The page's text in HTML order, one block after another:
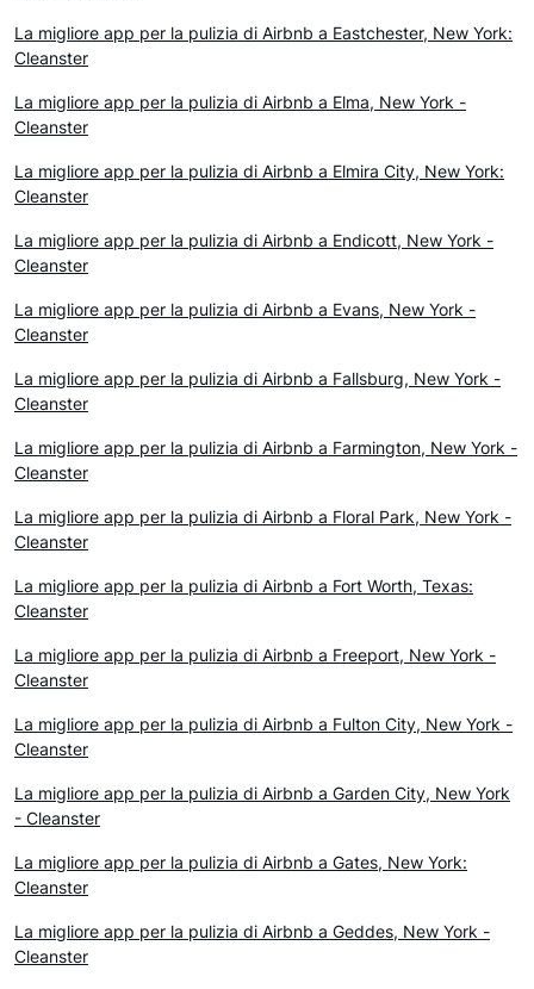
La migliore app per la pulizia di Airbnb a Eastchester, New York:
Cleanster
La migliore app per la pulizia di Airbnb a Elma, New York -
Cleanster
La migliore app per la pulizia di Airbnb a Elmira City, New York:
Cleanster
La migliore app per la pulizia di Airbnb a Endicott, New York -
Cleanster
La migliore app per la pulizia di Airbnb a Evans, New York -
Cleanster
La migliore app per la pulizia di Airbnb a Fallsburg, New York -
Cleanster
La migliore app per la pulizia di Airbnb a Farmington, New York -
Cleanster
La migliore app per la pulizia di Airbnb a Floral Park, New York -
Cleanster
La migliore app per la pulizia di Airbnb a Fort Worth, Texas:
Cleanster
La migliore app per la pulizia di Airbnb a Freeport, New York -
Cleanster
La migliore app per la pulizia di Airbnb a Fulton City, New York -
Cleanster
La migliore app per la pulizia di Airbnb a Garden City, New York
- Cleanster
La migliore app per la pulizia di Airbnb a Gates, New York:
Cleanster
La migliore app per la pulizia di Airbnb a Geddes, New York -
Cleanster